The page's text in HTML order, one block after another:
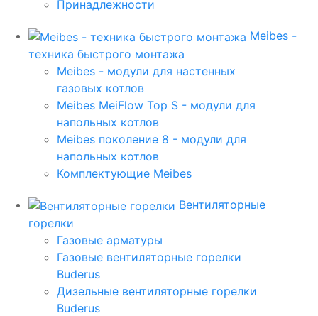
Принадлежности
Meibes -
техника быстрого монтажа
Meibes - модули для настенных
газовых котлов
Meibes MeiFlow Top S - модули для
напольных котлов
Meibes поколение 8 - модули для
напольных котлов
Комплектующие Meibes
Вентиляторные
горелки
Газовые арматуры
Газовые вентиляторные горелки
Buderus
Дизельные вентиляторные горелки
Buderus